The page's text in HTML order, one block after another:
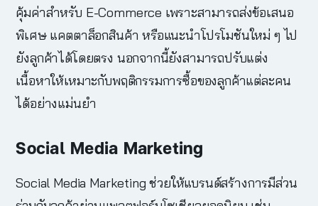
คุ้มค่าสำหรับ E-Commerce เพราะสามารถส่งข้อเสนอ
พิเศษ แคตตาล็อกสินค้า หรือแนะนำโปรโมชันใหม่ ๆ ไป
ยังลูกค้าได้โดยตรง นอกจากนี้ยังสามารถปรับแต่ง
เนื้อหาให้เหมาะกับพฤติกรรมการซื้อของลูกค้าแต่ละคน
ได้อย่างแม่นยำ
Social Media Marketing
Social Media Marketing ช่วยให้แบรนด์สร้างการมีส่วน